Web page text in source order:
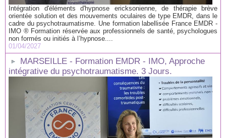
Intégration d'éléments d'hypnose ericksonienne, de thérapie brève
orientée solution et des mouvements oculaires de type EMDR, dans le
cadre du psychotraumatisme. Une formation labellisée France EMDR -
IMO ® Formation réservée aux professionnels de santé, psychologues
non formés ou initiés à l’hypnose....
01/04/2027
MARSEILLE - Formation EMDR - IMO, Approche
intégrative du psychotraumatisme. 3 Jours.